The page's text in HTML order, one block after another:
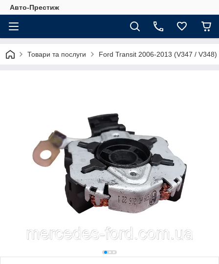
Авто-Престиж
Товари та послуги Ford Transit 2006-2013 (V347 / V348)